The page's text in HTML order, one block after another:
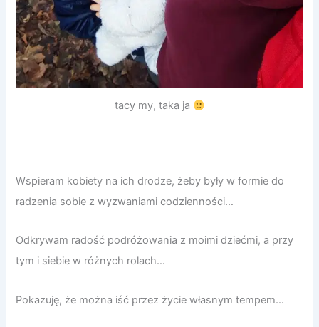
tacy my, taka ja
Wspieram kobiety na ich drodze, żeby były w formie do
radzenia sobie z wyzwaniami codzienności…
Odkrywam radość podróżowania z moimi dziećmi, a przy
tym i siebie w różnych rolach…
Pokazuję, że można iść przez życie własnym tempem…